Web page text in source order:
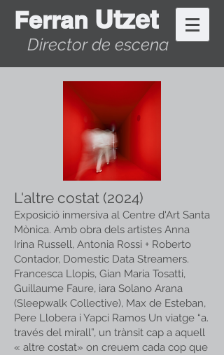
Ferran Utzet
Director de escena
L'altre costat (2024)
Exposició inmersiva al Centre d'Art Santa
Mònica. Amb obra dels artistes Anna
Irina Russell, Antonia Rossi + Roberto
Contador, Domestic Data Streamers.
Francesca Llopis, Gian Maria Tosatti,
Guillaume Faure, iara Solano Arana
(Sleepwalk Collective), Max de Esteban,
Pere Llobera i Yapci Ramos Un viatge “a.
través del mirall”, un trànsit cap a aquell
« altre costat» on creuem cada cop que